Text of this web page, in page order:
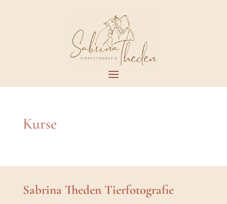
Kurse
Sabrina Theden Tierfotografie